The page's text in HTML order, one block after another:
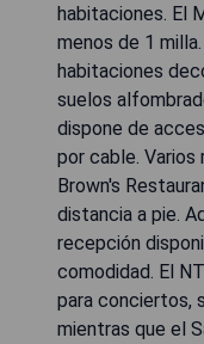
habitaciones. El
menos de 1
habitaciones
suelos
dispone de
por cable. Varios
Brown's
distancia a pie.
recepción
comodidad. El
para conciertos,
mientras que el